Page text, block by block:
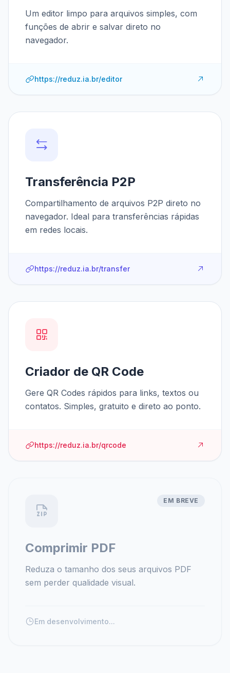
Um editor limpo para arquivos simples, com
funções de abrir e salvar direto no
navegador.
https://reduz.ia.br/editor
Transferência P2P
Compartilhamento de arquivos P2P direto no
navegador. Ideal para transferências rápidas
em redes locais.
https://reduz.ia.br/transfer
Criador de QR Code
Gere QR Codes rápidos para links, textos ou
contatos. Simples, gratuito e direto ao ponto.
https://reduz.ia.br/qrcode
EM BREVE
Comprimir PDF
Reduza o tamanho dos seus arquivos PDF
sem perder qualidade visual.
Em desenvolvimento...